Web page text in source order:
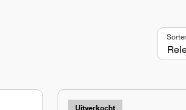
Uitverkocht